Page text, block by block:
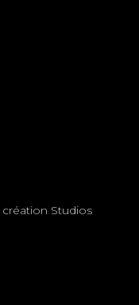
création Studios